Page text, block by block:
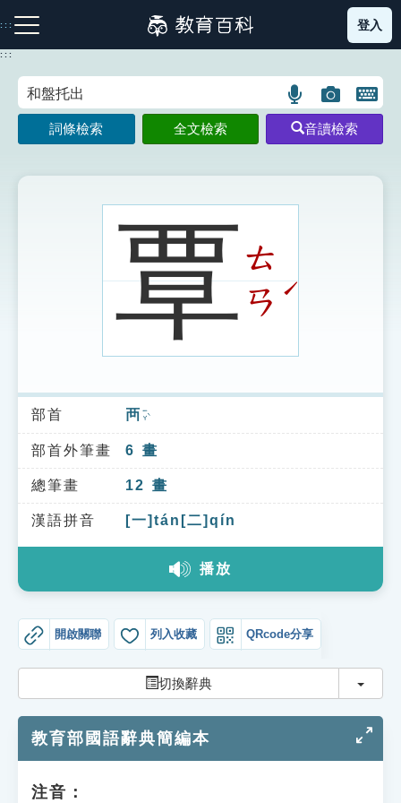
到
主
:::
注音索引圖示 筆畫索引圖示 部首索引表圖示
索引選單
知識索引
單字索引
生命大百科索引
教學應用
貓頭鷹博士
登入
:::
語
言
搜
示
圖
片
搜
開
鍵
圖
詞條檢索 全文檢索 音讀檢索
覃ㄊ
ㄢˊ
部首 襾 ㄧㄚˋ
部首外筆畫 6 畫
總筆畫 12 畫
漢語拼音 [一]tán[二]qín
播放
開啟關聯 列入收藏 QRcode分享
切換辭典 切換
教育部國語辭典簡編本
注音：